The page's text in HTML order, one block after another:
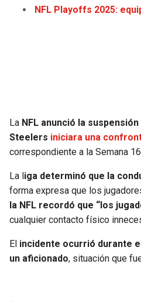
NFL Playoffs 2025:
La NFL anunció la
Steelers iniciara una
correspondiente a la Semana
La l iga determinó que la
forma expresa que los
la NFL recordó que “los
cualquier contacto físico
El incidente ocurrió durante
un aficionado, situación que